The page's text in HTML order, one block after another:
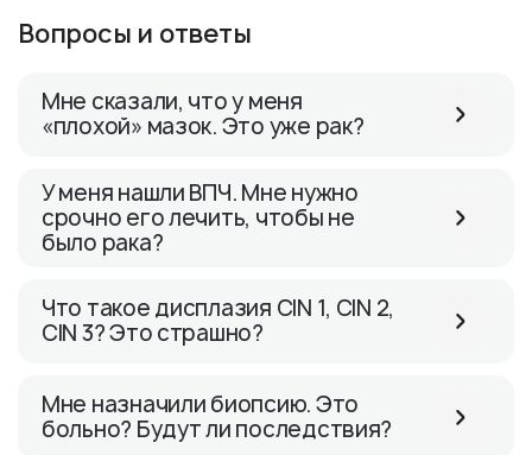
Вопросы и ответы
Мне сказали, что у меня
«плохой» мазок. Это уже рак?
У меня нашли ВПЧ. Мне нужно
срочно его лечить, чтобы не
было рака?
Что такое дисплазия CIN 1, CIN 2,
CIN 3? Это страшно?
Мне назначили биопсию. Это
больно? Будут ли последствия?